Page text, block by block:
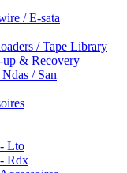
/ E-sata
/ Tape Library
up & Recovery
/ San
Lto
Rdx